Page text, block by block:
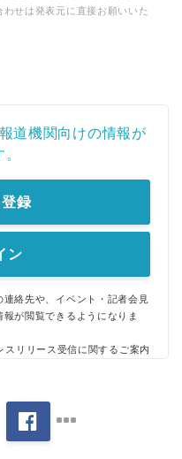
せは発表元に直接お願いいた
道機関向けの情報が
録
ン
絡先や、イベント・記者会見
が閲覧できるようになりま
スリリース受信に関するご案内